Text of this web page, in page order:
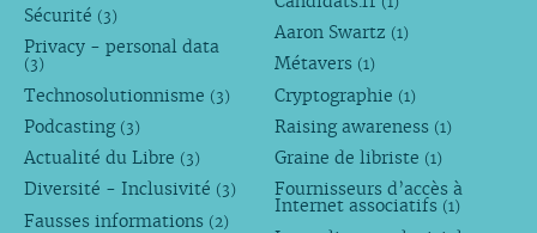
Sécurité (3)
Privacy - personal data
(3)
Technosolutionnisme (3)
Podcasting (3)
Actualité du Libre (3)
Diversité - Inclusivité (3)
Fausses informations (2)
Aaron Swartz (1)
Métavers (1)
Cryptographie (1)
Raising awareness (1)
Graine de libriste (1)
Fournisseurs d’accès à
Internet associatifs (1)